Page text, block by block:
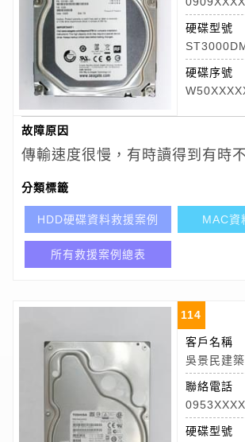
硬碟型號
硬碟序號
故障原因
傳輸速度很慢，有時讀得到有時
分類標籤
HDD硬碟資料救援案例 MAC資
所有救援案例總表
114
客戶名稱
吳景民建
聯絡電話
硬碟型號